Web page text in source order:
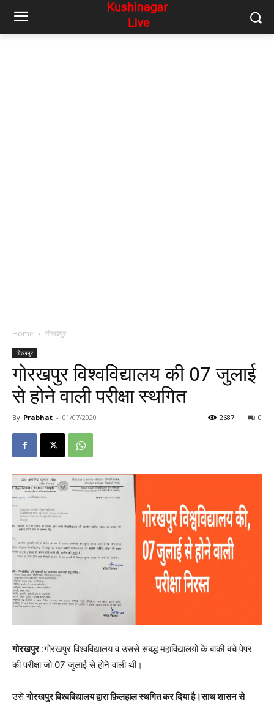
Home गोरखपुर
गोरखपुर
गोरखपुर विश्वविद्यालय की 07 जुलाई
से होने वाली परीक्षा स्थगित
By Prabhat - 01/07/2020 0
2687
गोरखपुर:गोरखपुर विश्वविद्यालय व उससे संबद्ध महाविद्यालयों के बाकी बचे पेपर
की परीक्षा जो 07 जुलाई से होने वाली थी।
उसेगोरखपुर विश्वविद्यालय द्वारा फ़िलहाल स्थगित कर दिया है।साथ शासन से